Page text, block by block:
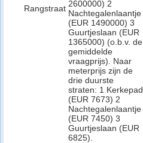
Rangstraat 2600000) 2
Nachtegalenlaantje
(EUR 1490000) 3
Guurtjeslaan (EUR
1365000) (o.b.v. de
gemiddelde
vraagprijs). Naar
meterprijs zijn de
drie duurste
straten: 1 Kerkepad
(EUR 7673) 2
Nachtegalenlaantje
(EUR 7450) 3
Guurtjeslaan (EUR
6825).